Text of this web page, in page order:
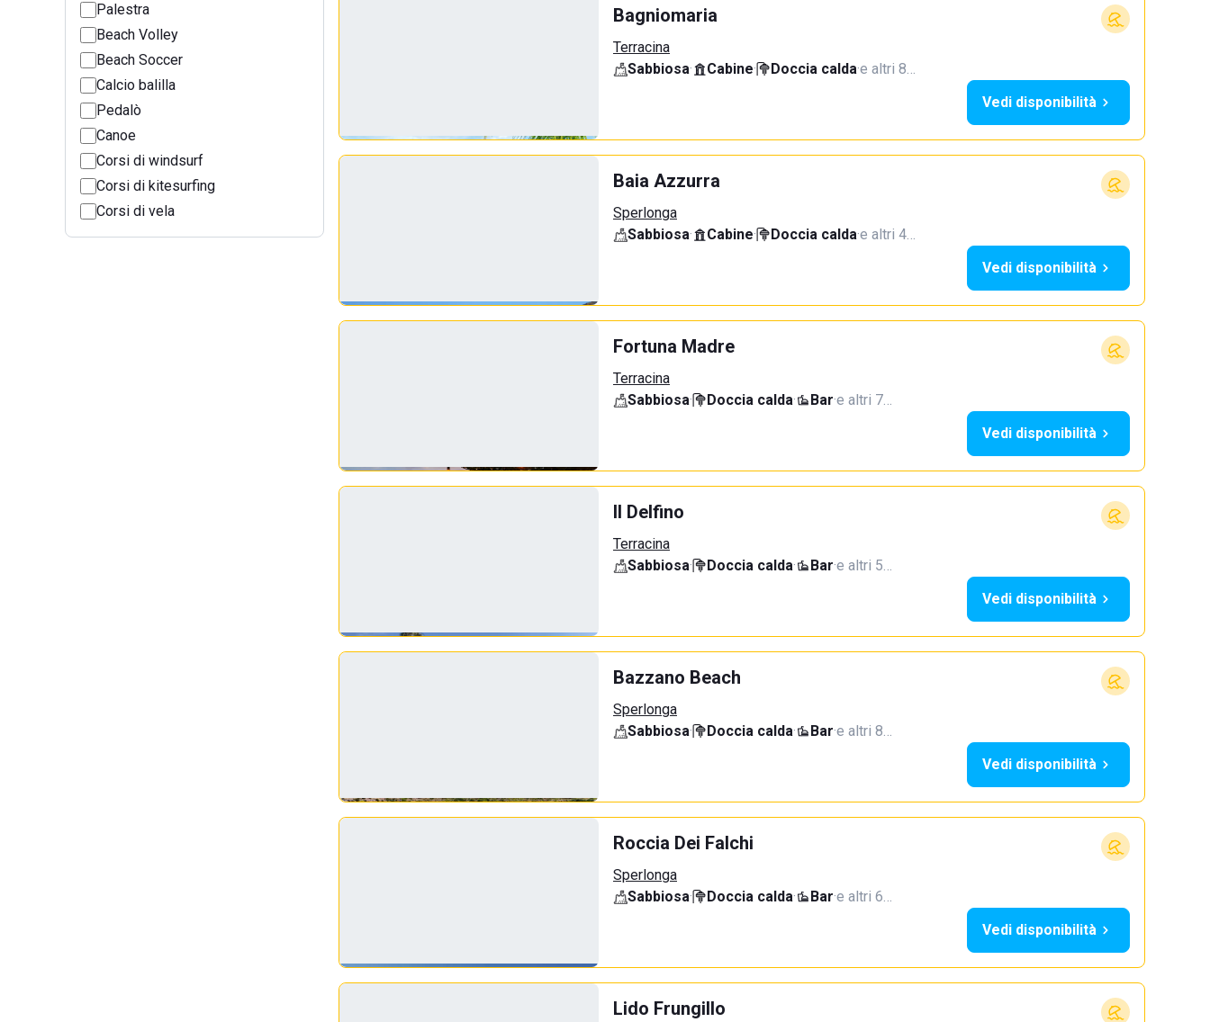
Palestra
Beach Volley
Beach Soccer
Calcio balilla
Pedalò
Canoe
Corsi di windsurf
Corsi di kitesurfing
Corsi di vela
Bagniomaria
Terracina
Sabbiosa· Cabine· Doccia calda·e altri 8…
Vedi disponibilità
Baia Azzurra
Sperlonga
Sabbiosa· Cabine· Doccia calda·e altri 4…
Vedi disponibilità
Fortuna Madre
Terracina
Sabbiosa· Doccia calda· Bar·e altri 7…
Vedi disponibilità
Il Delfino
Terracina
Sabbiosa· Doccia calda· Bar·e altri 5…
Vedi disponibilità
Bazzano Beach
Sperlonga
Sabbiosa· Doccia calda· Bar·e altri 8…
Vedi disponibilità
Roccia Dei Falchi
Sperlonga
Sabbiosa· Doccia calda· Bar·e altri 6…
Vedi disponibilità
Lido Frungillo